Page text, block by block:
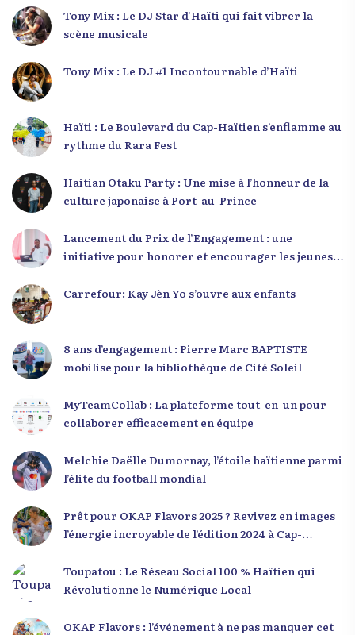
Tony Mix : Le DJ Star d’Haïti qui fait vibrer la
scène musicale
Tony Mix : Le DJ #1 Incontournable d’Haïti
Haïti : Le Boulevard du Cap-Haïtien s’enflamme au
rythme du Rara Fest
Haitian Otaku Party : Une mise à l’honneur de la
culture japonaise à Port-au-Prince
Lancement du Prix de l’Engagement : une
initiative pour honorer et encourager les jeunes
Carrefour: Kay Jèn Yo s’ouvre aux enfants
8 ans d’engagement : Pierre Marc BAPTISTE
mobilise pour la bibliothèque de Cité Soleil
MyTeamCollab : La plateforme tout-en-un pour
collaborer efficacement en équipe
Melchie Daëlle Dumornay, l’étoile haïtienne parmi
l’élite du football mondial
Prêt pour OKAP Flavors 2025 ? Revivez en images
l’énergie incroyable de l’édition 2024 à Cap-
Toupatou : Le Réseau Social 100 % Haïtien qui
Révolutionne le Numérique Local
OKAP Flavors : l’événement à ne pas manquer cet